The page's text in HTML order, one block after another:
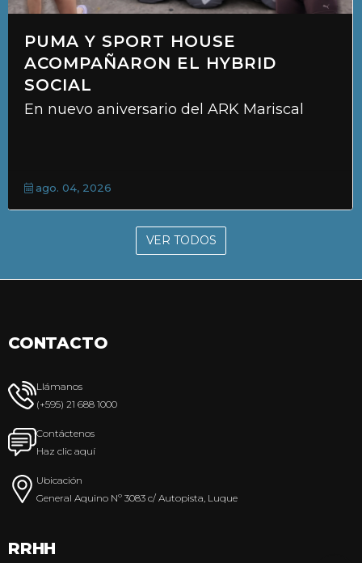
PUMA Y SPORT HOUSE
ACOMPAÑARON EL HYBRID
SOCIAL
En nuevo aniversario del ARK Mariscal
ago. 04, 2026
VER TODOS
CONTACTO
Llámanos
(+595) 21 688 1000
Contáctenos
Haz clic aquí
Ubicación
General Aquino Nº 3083 c/ Autopista, Luque
RRHH